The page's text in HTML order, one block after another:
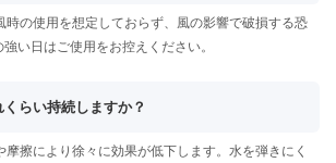
時の使用を想定しておらず、風の影響で破損する恐
い日はご使用をお控えください。
らい持続しますか？
摩擦により徐々に効果が低下します。水を弾きにく